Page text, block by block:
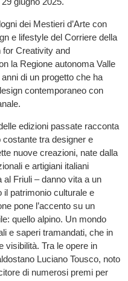
dei Mestieri d’Arte con
e lifestyle del Corriere della
for Creativity and
la Regione autonoma Valle
di un progetto che ha
contemporaneo con
edizioni passate racconta
costante tra designer e
nuove creazioni, nate dalla
e artigiani italiani
al Friuli – danno vita a un
patrimonio culturale e
pone l’accento su un
quello alpino. Un mondo
e saperi tramandati, che in
visibilità. Tra le opere in
Luciano Tousco, noto
di numerosi premi per